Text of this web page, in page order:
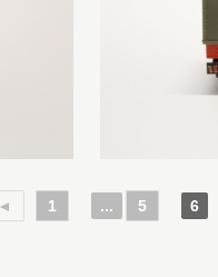
◄ 1 ... 5 6